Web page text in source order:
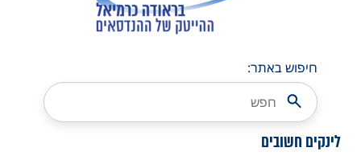
חיפוש באתר:
לינקים חשובים